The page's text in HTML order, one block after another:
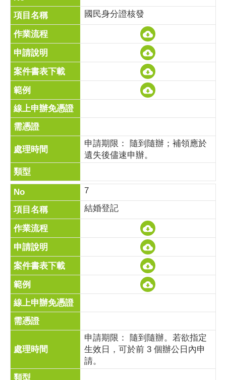
國民身分證核發
申請期限： 隨到隨辦；補領應於
遺失後儘速申辦。
7
結婚登記
申請期限： 隨到隨辦。若欲指定
生效日，可於前 3 個辦公日內申
請。